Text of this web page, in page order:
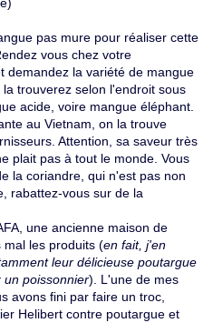
pas mure pour réaliser cette
vous chez votre
demandez la variété de mangue
trouverez selon l'endroit sous
acide, voire mangue éléphant.
au Vietnam, on la trouve
Attention, sa saveur très
plait pas à tout le monde. Vous
la coriandre, qui n'est pas non
rabattez-vous sur de la
, une ancienne maison de
mal les produits (en fait, j'en
leur délicieuse poutargue
un poissonnier). L'une de mes
avons fini par faire un troc,
Helibert contre poutargue et